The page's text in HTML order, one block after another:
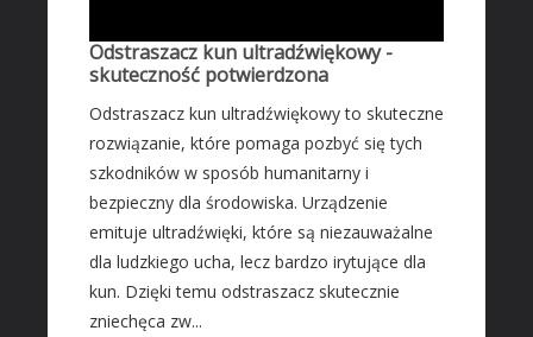
Usługi Motoryzacyjne
Salony, Komisy
MARKETING
Agencje Reklamowe
Materiały Reklamowe
Inne Agencje
AKTYWNOŚĆ FIZYCZNA
Imprezy Integracyjne
Odstraszacz kun ultradźwiękowy -
skuteczność potwierdzona
Odstraszacz kun ultradźwiękowy to skuteczne
rozwiązanie, które pomaga pozbyć się tych
szkodników w sposób humanitarny i
bezpieczny dla środowiska. Urządzenie
emituje ultradźwięki, które są niezauważalne
dla ludzkiego ucha, lecz bardzo irytujące dla
kun. Dzięki temu odstraszacz skutecznie
zniechęca zw...